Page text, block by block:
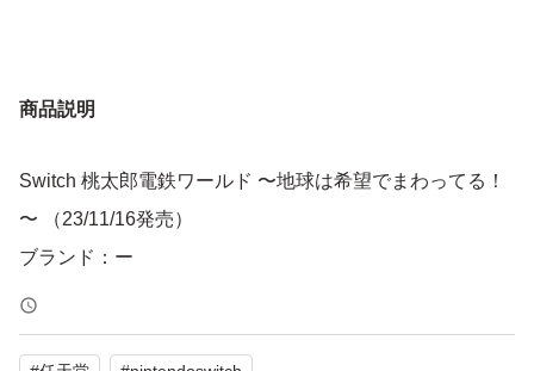
商品説明
Switch 桃太郎電鉄ワールド 〜地球は希望でまわってる！
〜 （23/11/16発売）
ブランド：ー